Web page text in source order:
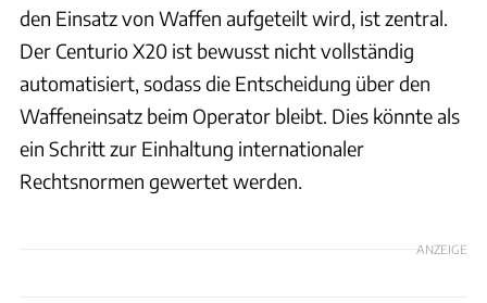
den Einsatz von Waffen aufgeteilt wird, ist zentral.
Der Centurio X20 ist bewusst nicht vollständig
automatisiert, sodass die Entscheidung über den
Waffeneinsatz beim Operator bleibt. Dies könnte als
ein Schritt zur Einhaltung internationaler
Rechtsnormen gewertet werden.
ANZEIGE